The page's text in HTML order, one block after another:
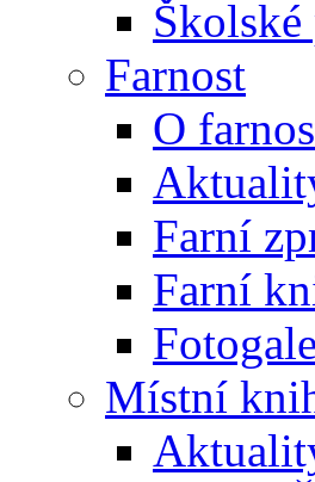
Školské
Farnost
O
Farní
Farní
Místní